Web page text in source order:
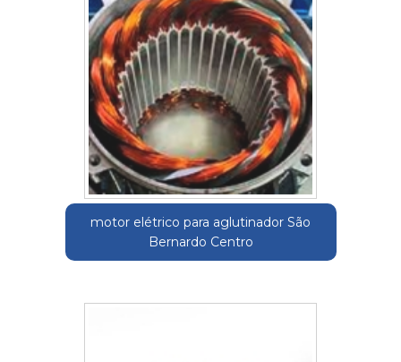
motor elétrico para aglutinador São
Bernardo Centro